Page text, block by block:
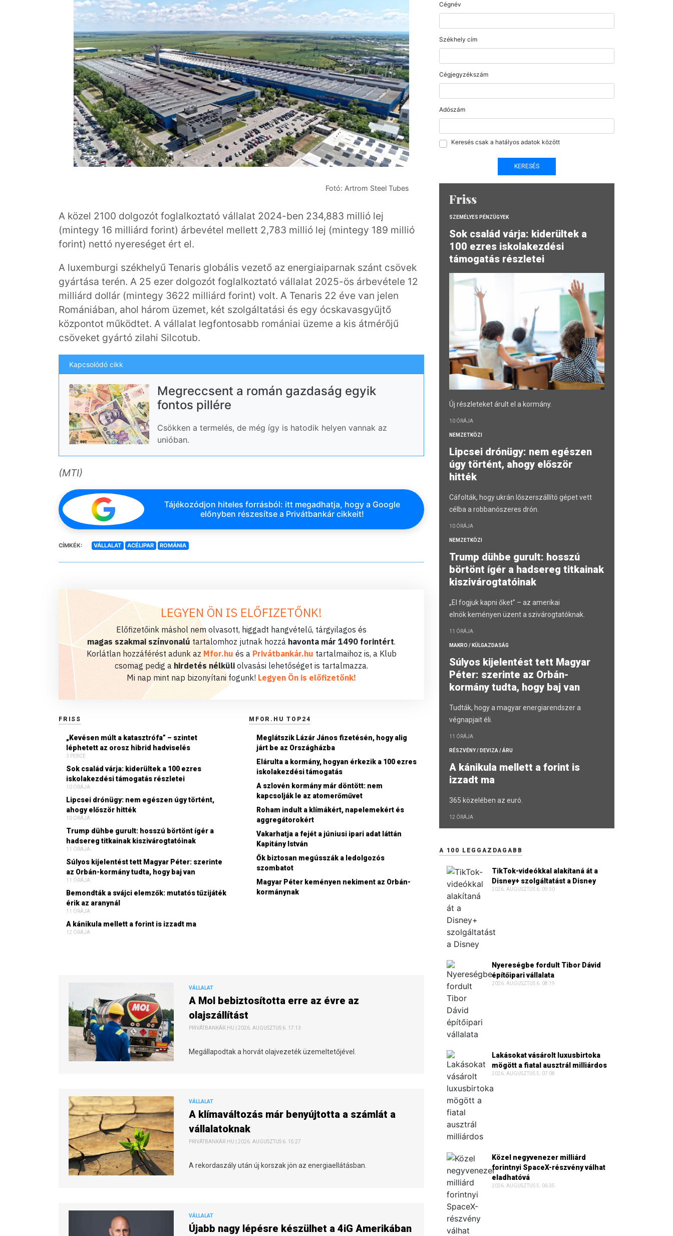
Fotó: Artrom Steel Tubes
A közel 2100 dolgozót foglalkoztató vállalat 2024-ben 234,883 millió lej
(mintegy 16 milliárd forint) árbevétel mellett 2,783 millió lej (mintegy 189 millió
forint) nettó nyereséget ért el.
A luxemburgi székhelyű Tenaris globális vezető az energiaiparnak szánt csövek
gyártása terén. A 25 ezer dolgozót foglalkoztató vállalat 2025-ös árbevétele 12
milliárd dollár (mintegy 3622 milliárd forint) volt. A Tenaris 22 éve van jelen
Romániában, ahol három üzemet, két szolgáltatási és egy ócskavasgyűjtő
központot működtet. A vállalat legfontosabb romániai üzeme a kis átmérőjű
csöveket gyártó zilahi Silcotub.
Kapcsolódó cikk
Megreccsent a román gazdaság egyik
fontos pillére
Csökken a termelés, de még így is hatodik helyen vannak az
unióban.
(MTI)
Tájékozódjon hiteles forrásból: itt megadhatja, hogy a Google
előnyben részesítse a Privátbankár cikkeit!
CÍMKÉK: VÁLLALAT ACÉLIPAR ROMÁNIA
LEGYEN ÖN IS ELŐFIZETŐNK!
Előfizetőink máshol nem olvasott, higgadt hangvételű, tárgyilagos és
magas szakmai színvonalú tartalomhoz jutnak hozzá havonta már 1490 forintért.
Korlátlan hozzáférést adunk az Mfor.hu és a Privátbankár.hu tartalmaihoz is, a Klub
csomag pedig a hirdetés nélküli olvasási lehetőséget is tartalmazza.
Mi nap mint nap bizonyítani fogunk! Legyen Ön is előfizetőnk!
FRISS
„Kevésen múlt a katasztrófa” – szintet
léphetett az orosz hibrid hadviselés
3 PERCE
Sok család várja: kiderültek a 100 ezres
iskolakezdési támogatás részletei
10 ÓRÁJA
Lipcsei drónügy: nem egészen úgy történt,
ahogy először hitték
10 ÓRÁJA
Trump dühbe gurult: hosszú börtönt ígér a
hadsereg titkainak kiszivárogtatóinak
11 ÓRÁJA
Súlyos kijelentést tett Magyar Péter: szerinte
az Orbán-kormány tudta, hogy baj van
11 ÓRÁJA
Bemondták a svájci elemzők: mutatós tűzijáték
érik az aranynál
11 ÓRÁJA
A kánikula mellett a forint is izzadt ma
12 ÓRÁJA
MFOR.HU TOP24
Meglátszik Lázár János fizetésén, hogy alig
járt be az Országházba
Elárulta a kormány, hogyan érkezik a 100 ezres
iskolakezdési támogatás
A szlovén kormány már döntött: nem
kapcsolják le az atomerőművet
Roham indult a klímákért, napelemekért és
aggregátorokért
Vakarhatja a fejét a júniusi ipari adat láttán
Kapitány István
Ők biztosan megússzák a ledolgozós
szombatot
Magyar Péter keményen nekiment az Orbán-
kormánynak
VÁLLALAT
A Mol bebiztosította erre az évre az
olajszállítást
PRIVÁTBANKÁR.HU | 2026. AUGUSZTUS 6. 17:13
Megállapodtak a horvát olajvezeték üzemeltetőjével.
VÁLLALAT
A klímaváltozás már benyújtotta a számlát a
vállalatoknak
PRIVÁTBANKÁR.HU | 2026. AUGUSZTUS 6. 15:27
A rekordaszály után új korszak jön az energiaellátásban.
VÁLLALAT
Újabb nagy lépésre készülhet a 4iG Amerikában
Cégnév
Székhely cím
Cégjegyzékszám
Adószám
Keresés csak a hatályos adatok között
Friss
SZEMÉLYES PÉNZÜGYEK
Sok család várja: kiderültek a
100 ezres iskolakezdési
támogatás részletei
Új részleteket árult el a kormány.
10 ÓRÁJA
NEMZETKÖZI
Lipcsei drónügy: nem egészen
úgy történt, ahogy először
hitték
Cáfolták, hogy ukrán lőszerszállító gépet vett
célba a robbanószeres drón.
10 ÓRÁJA
NEMZETKÖZI
Trump dühbe gurult: hosszú
börtönt ígér a hadsereg titkainak
kiszivárogtatóinak
„El fogjuk kapni őket” – az amerikai
elnök keményen üzent a szivárogtatóknak.
11 ÓRÁJA
MAKRO / KÜLGAZDASÁG
Súlyos kijelentést tett Magyar
Péter: szerinte az Orbán-
kormány tudta, hogy baj van
Tudták, hogy a magyar energiarendszer a
végnapjait éli.
11 ÓRÁJA
RÉSZVÉNY / DEVIZA / ÁRU
A kánikula mellett a forint is
izzadt ma
365 közelében az euró.
12 ÓRÁJA
A 100 LEGGAZDAGABB
TikTok-videókkal alakítaná át a
Disney+ szolgáltatást a Disney
2026. AUGUSZTUS 6. 09:30
Nyereségbe fordult Tibor Dávid
építőipari vállalata
2026. AUGUSZTUS 6. 08:19
Lakásokat vásárolt luxusbirtoka
mögött a fiatal ausztrál milliárdos
2026. AUGUSZTUS 5. 07:08
Közel negyvenezer milliárd
forintnyi SpaceX-részvény válhat
eladhatóvá
2026. AUGUSZTUS 5. 06:35